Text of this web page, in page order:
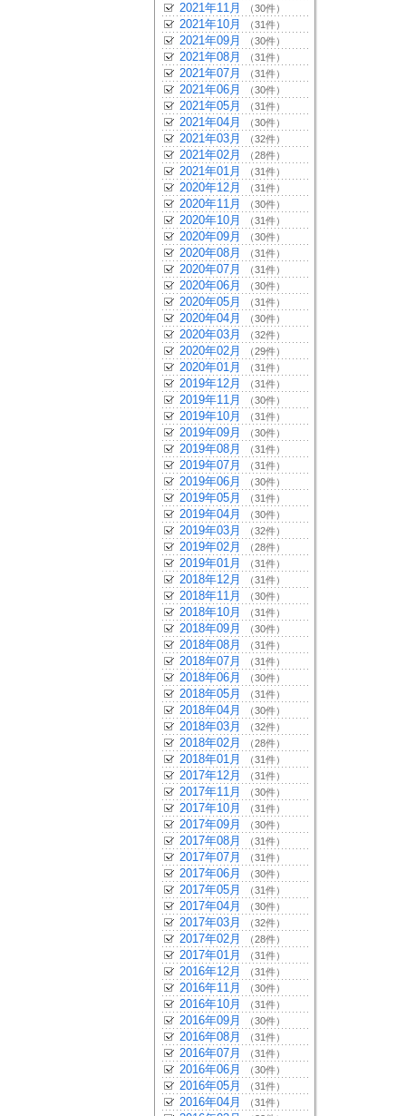
2021年11月 （30件）
2021年10月 （31件）
2021年09月 （30件）
2021年08月 （31件）
2021年07月 （31件）
2021年06月 （30件）
2021年05月 （31件）
2021年04月 （30件）
2021年03月 （32件）
2021年02月 （28件）
2021年01月 （31件）
2020年12月 （31件）
2020年11月 （30件）
2020年10月 （31件）
2020年09月 （30件）
2020年08月 （31件）
2020年07月 （31件）
2020年06月 （30件）
2020年05月 （31件）
2020年04月 （30件）
2020年03月 （32件）
2020年02月 （29件）
2020年01月 （31件）
2019年12月 （31件）
2019年11月 （30件）
2019年10月 （31件）
2019年09月 （30件）
2019年08月 （31件）
2019年07月 （31件）
2019年06月 （30件）
2019年05月 （31件）
2019年04月 （30件）
2019年03月 （32件）
2019年02月 （28件）
2019年01月 （31件）
2018年12月 （31件）
2018年11月 （30件）
2018年10月 （31件）
2018年09月 （30件）
2018年08月 （31件）
2018年07月 （31件）
2018年06月 （30件）
2018年05月 （31件）
2018年04月 （30件）
2018年03月 （32件）
2018年02月 （28件）
2018年01月 （31件）
2017年12月 （31件）
2017年11月 （30件）
2017年10月 （31件）
2017年09月 （30件）
2017年08月 （31件）
2017年07月 （31件）
2017年06月 （30件）
2017年05月 （31件）
2017年04月 （30件）
2017年03月 （32件）
2017年02月 （28件）
2017年01月 （31件）
2016年12月 （31件）
2016年11月 （30件）
2016年10月 （31件）
2016年09月 （30件）
2016年08月 （31件）
2016年07月 （31件）
2016年06月 （30件）
2016年05月 （31件）
2016年04月 （31件）